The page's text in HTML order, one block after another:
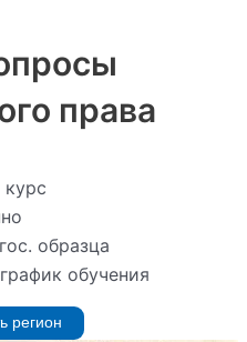
права
образца
обучения